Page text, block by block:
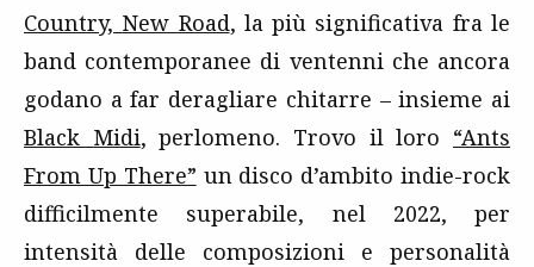
Country, New Road, la più significativa fra le
band contemporanee di ventenni che ancora
godano a far deragliare chitarre – insieme ai
Black Midi, perlomeno. Trovo il loro “Ants
From Up There” un disco d’ambito indie-rock
difficilmente superabile, nel 2022, per
intensità delle composizioni e personalità